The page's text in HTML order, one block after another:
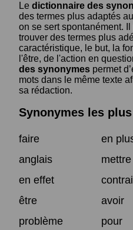
Le dictionnaire des
des termes plus adaptés
on se sert spontanément.
trouver des termes plus
caractéristique, le but, la
l'être, de l'action en
des synonymes permet
mots dans le même texte
sa rédaction.
Synonymes les
faire
en
anglais
mettre
en effet
être
avoir
problème
pour